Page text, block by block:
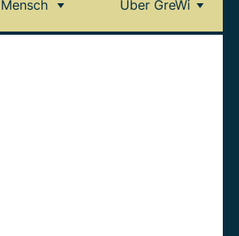
Mensch Über GreWi